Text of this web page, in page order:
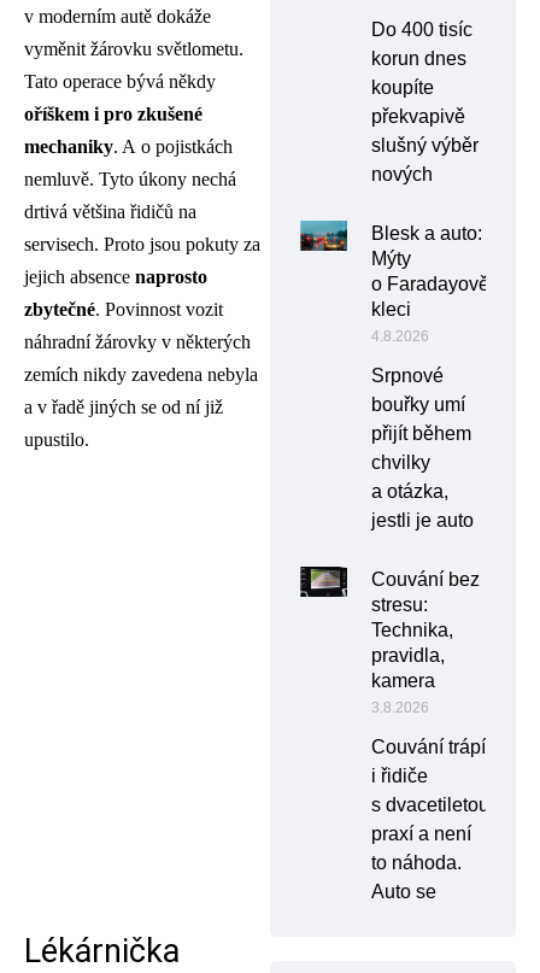
v moderním autě dokáže
vyměnit žárovku světlometu.
Tato operace bývá někdy
oříškem i pro zkušené
mechaniky. A o pojistkách
nemluvě. Tyto úkony nechá
drtivá většina řidičů na
servisech. Proto jsou pokuty za
jejich absence naprosto
zbytečné. Povinnost vozit
náhradní žárovky v některých
zemích nikdy zavedena nebyla
a v řadě jiných se od ní již
upustilo.
Lékárnička
Do 400 tisíc
korun dnes
koupíte
překvapivě
slušný výběr
nových
Blesk a auto:
Mýty
o Faradayově
kleci
4.8.2026
Srpnové
bouřky umí
přijít během
chvilky
a otázka,
jestli je auto
Couvání bez
stresu:
Technika,
pravidla,
kamera
3.8.2026
Couvání trápí
i řidiče
s dvacetiletou
praxí a není
to náhoda.
Auto se